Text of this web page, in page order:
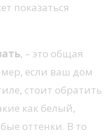
показаться
, – это общая
если ваш дом
стоит обратить
как белый,
оттенки. В то